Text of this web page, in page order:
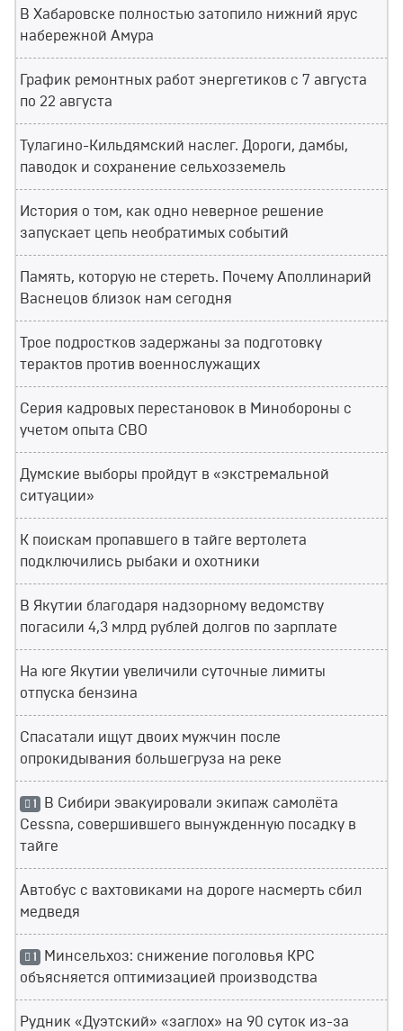
В Хабаровске полностью затопило нижний ярус
набережной Амура
График ремонтных работ энергетиков с 7 августа
по 22 августа
Тулагино-Кильдямский наслег. Дороги, дамбы,
паводок и сохранение сельхозземель
История о том, как одно неверное решение
запускает цепь необратимых событий
Память, которую не стереть. Почему Аполлинарий
Васнецов близок нам сегодня
Трое подростков задержаны за подготовку
терактов против военнослужащих
Серия кадровых перестановок в Минобороны с
учетом опыта СВО
Думские выборы пройдут в «экстремальной
ситуации»
К поискам пропавшего в тайге вертолета
подключились рыбаки и охотники
В Якутии благодаря надзорному ведомству
погасили 4,3 млрд рублей долгов по зарплате
На юге Якутии увеличили суточные лимиты
отпуска бензина
Спасатали ищут двоих мужчин после
опрокидывания большегруза на реке
1 В Сибири эвакуировали экипаж самолёта
Cessna, совершившего вынужденную посадку в
тайге
Автобус с вахтовиками на дороге насмерть сбил
медведя
1 Минсельхоз: снижение поголовья КРС
объясняется оптимизацией производства
Рудник «Дуэтский» «заглох» на 90 суток из-за